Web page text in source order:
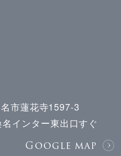
市蓮花寺1597-3
インター東出口すぐ
Google map